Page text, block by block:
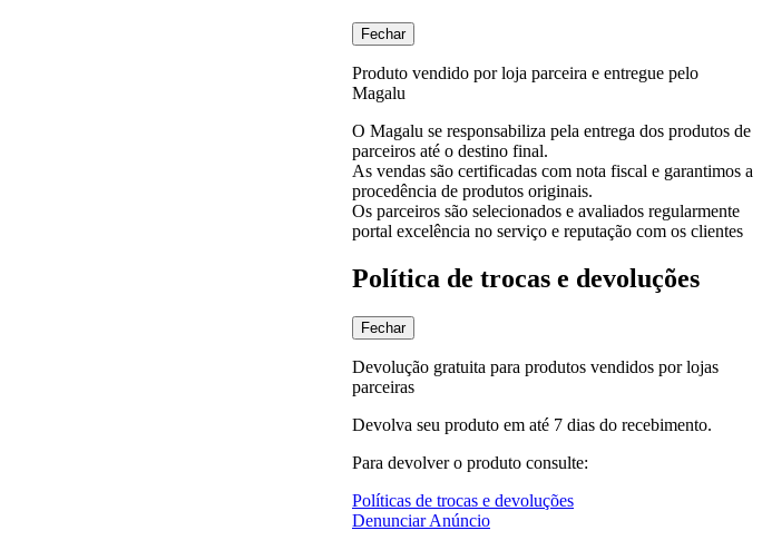
Fechar
Produto vendido por loja parceira e entregue pelo
Magalu
O Magalu se responsabiliza pela entrega dos produtos de
parceiros até o destino final.
As vendas são certificadas com nota fiscal e garantimos a
procedência de produtos originais.
Os parceiros são selecionados e avaliados regularmente
portal excelência no serviço e reputação com os clientes
Política de trocas e devoluções
Fechar
Devolução gratuita para produtos vendidos por lojas
parceiras
Devolva seu produto em até 7 dias do recebimento.
Para devolver o produto consulte:
Políticas de trocas e devoluções
Denunciar Anúncio